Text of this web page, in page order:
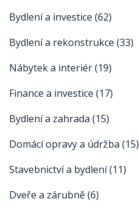
Bydlení a investice (62)
Bydlení a rekonstrukce (33)
Nábytek a interiér(19)
Finance a investice (17)
Bydlení a zahrada (15)
Domácí opravy a údržba (15)
Stavebnictví a bydlení(11)
Dveře a zárubně(6)